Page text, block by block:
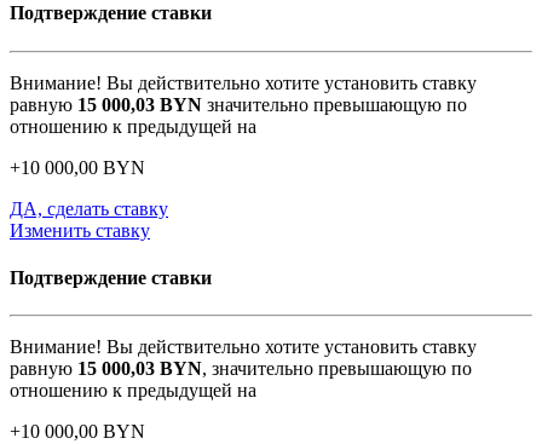
Подтверждение ставки
Внимание! Вы действительно хотите установить ставку
равную 15 000,03 BYN значительно превышающую по
отношению к предыдущей на
+10 000,00 BYN
ДА, сделать ставку
Изменить ставку
Подтверждение ставки
Внимание! Вы действительно хотите установить ставку
равную 15 000,03 BYN, значительно превышающую по
отношению к предыдущей на
+10 000,00 BYN